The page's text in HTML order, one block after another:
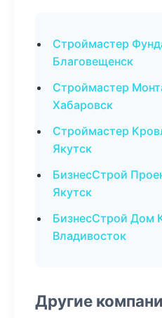
Строймастер
Благовещенск
Строймастер
Хабаровск
Строймастер
Якутск
БизнесСтрой
Якутск
БизнесСтрой Дом
Владивосток
Другие